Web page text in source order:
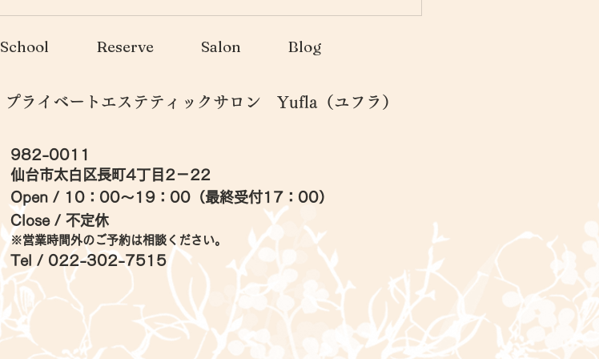
マイクロカレントとは・・・
School Reserve Salon Blog
プライベートエステティックサロン Yufla（ユフラ）
982-0011
仙台市太白区長町4丁目2－22
Open / 10：00～19：00（最終受付17：00）
Close / 不定休
※営業時間外のご予約は相談ください。
Tel / 022-302-7515